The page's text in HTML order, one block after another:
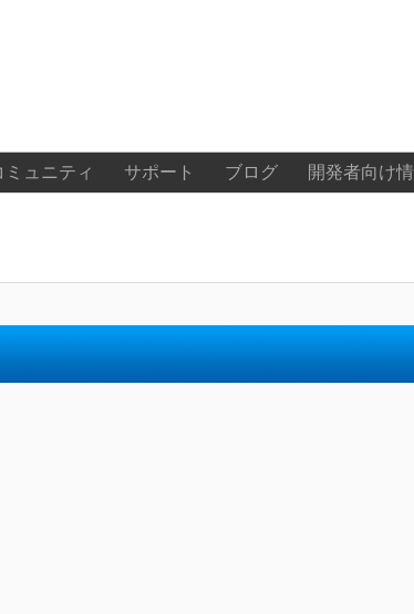
ミュニティ サポート ブログ 開発者向け